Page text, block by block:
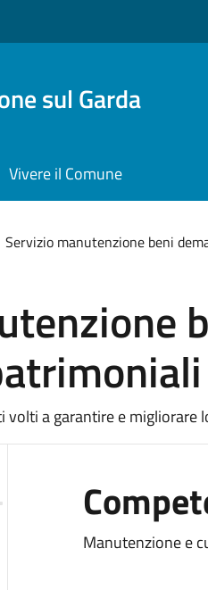
sul Garda
Vivere il Comune
Servizio manutenzione beni
a garantire e migliorare
Manutenzione e